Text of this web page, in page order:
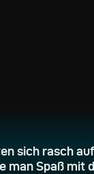
sich rasch
man Spaß mit